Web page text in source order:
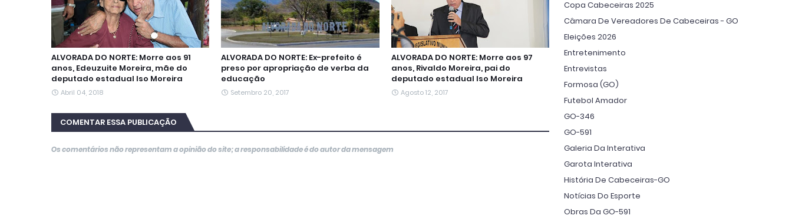
ALVORADA DO NORTE: Morre aos 91
anos, Edeuzuite Moreira, mãe do
deputado estadual Iso Moreira
Abril 04, 2018
ALVORADA DO NORTE: Ex-prefeito é
preso por apropriação de verba da
educação
Setembro 20, 2017
ALVORADA DO NORTE: Morre aos 97
anos, Rivaldo Moreira, pai do
deputado estadual Iso Moreira
Agosto 12, 2017
COMENTAR ESSA PUBLICAÇÃO
Os comentários não representam a opinião do site; a responsabilidade é do autor da mensagem
Copa Cabeceiras 2025
Câmara De Vereadores De Cabeceiras - GO
Eleições 2026
Entretenimento
Entrevistas
Formosa (GO)
Futebol Amador
GO-346
GO-591
Galeria Da Interativa
Garota Interativa
História De Cabeceiras-GO
Notícias Do Esporte
Obras Da GO-591